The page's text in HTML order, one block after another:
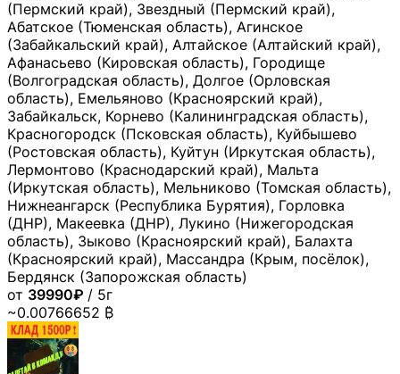
(Пермский край), Звездный (Пермский край),
Абатское (Тюменская область), Агинское
(Забайкальский край), Алтайское (Алтайский край),
Афанасьево (Кировская область), Городище
(Волгоградская область), Долгое (Орловская
область), Емельяново (Красноярский край),
Забайкальск, Корнево (Калининградская область),
Красногородск (Псковская область), Куйбышево
(Ростовская область), Куйтун (Иркутская область),
Лермонтово (Краснодарский край), Мальта
(Иркутская область), Мельниково (Томская область),
Нижнеангарск (Республика Бурятия), Горловка
(ДНР), Макеевка (ДНР), Лукино (Нижегородская
область), Зыково (Красноярский край), Балахта
(Красноярский край), Массандра (Крым, посёлок),
Бердянск (Запорожская область)
от 39990₽ / 5г
~0.00766652 ₿